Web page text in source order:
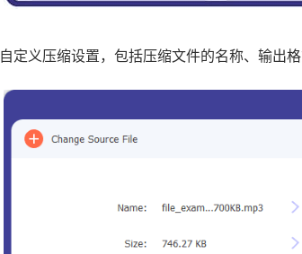
自定义压缩设置，包括压缩文件的名称、输出